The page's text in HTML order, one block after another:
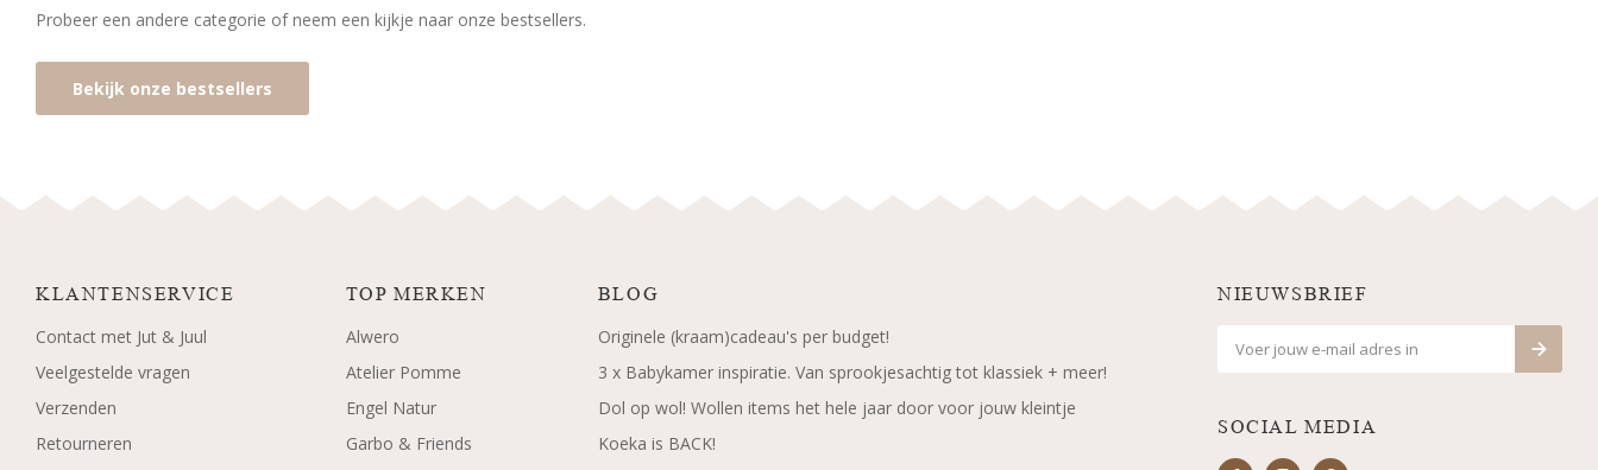
Probeer een andere categorie of neem een kijkje naar onze bestsellers.
Bekijk onze bestsellers
KLANTENSERVICE
Contact met Jut & Juul
Veelgestelde vragen
Verzenden
Retourneren
TOP MERKEN
Alwero
Atelier Pomme
Engel Natur
Garbo & Friends
BLOG
Originele (kraam)cadeau's per budget!
3 x Babykamer inspiratie. Van sprookjesachtig tot klassiek + meer!
Dol op wol! Wollen items het hele jaar door voor jouw kleintje
Koeka is BACK!
NIEUWSBRIEF
SOCIAL MEDIA